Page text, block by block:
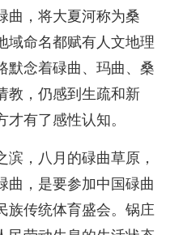
曲，将大夏河称为桑
域命名都赋有人文地理
默念着碌曲、玛曲、桑
教，仍感到生疏和新
有了感性认知。
，八月的碌曲草原，
曲，是要参加中国碌曲
族传统体育盛会。锅庄